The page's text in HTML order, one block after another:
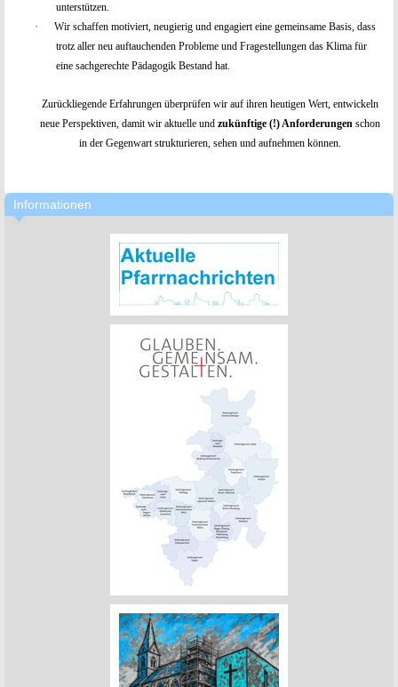
unterstützen.
·
Wir schaffen motiviert, neugierig und engagiert eine gemeinsame Basis, dass
trotz aller neu auftauchenden Probleme und Fragestellungen das Klima für
eine sachgerechte Pädagogik Bestand hat.
Zurückliegende Erfahrungen überprüfen wir auf ihren heutigen Wert, entwickeln
neue Perspektiven, damit wir aktuelle und zukünftige (!) Anforderungenschon
in der Gegenwart strukturieren, sehen und aufnehmen können.
Informationen